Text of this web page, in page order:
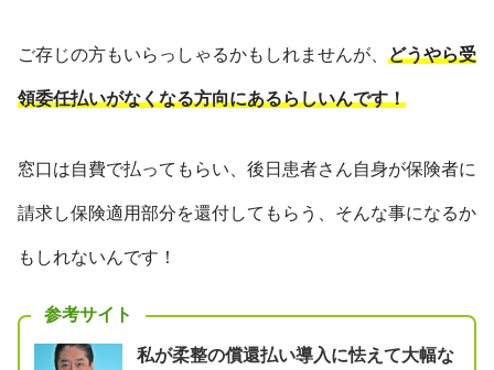
ご存じの方もいらっしゃるかもしれませんが、 どうやら受
領委任払いがなくなる方向にあるらしいんです！
窓口は自費で払ってもらい、後日患者さん自身が保険者に
請求し保険適用部分を還付してもらう、そんな事になるか
もしれないんです！
参考サイト
私が柔整の償還払い導入に怯えて大幅な